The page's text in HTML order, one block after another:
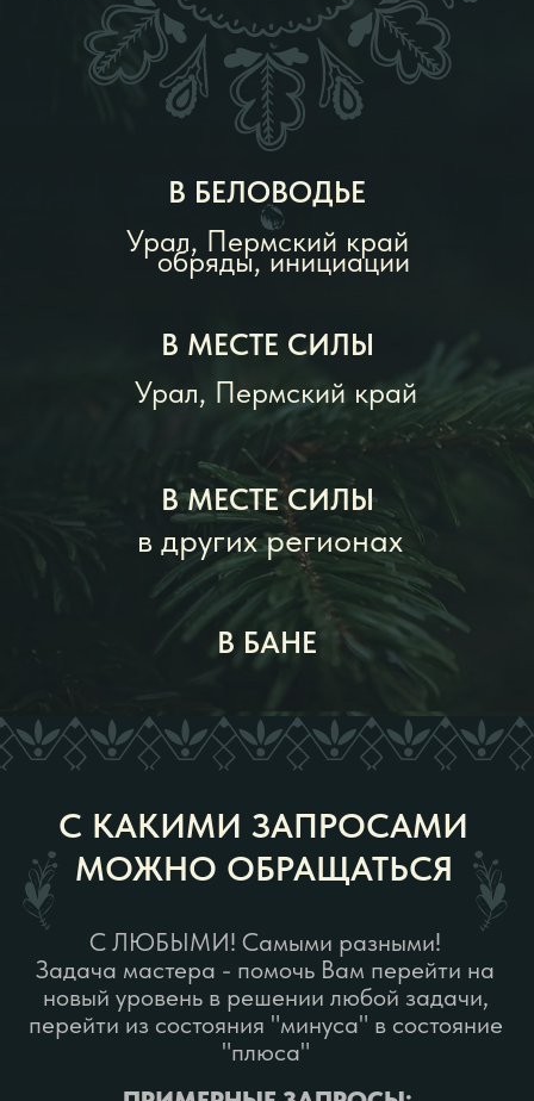
В БАНЕ
МОЖНО ОБРАЩАТЬСЯ
С ЛЮБЫМИ! Самыми разными!
Задача мастера - помочь Вам перейти на
"плюса"
• Инициация в силу, раскрытие тонких
• Обряды перехода из различных состояний
застоя, "болота";
• Инициации - Возрастные переходы
• Закрытие родов
• Избавление от одиночества
• Баня после разводов, расставаний
• Баня невесты
• Ладки на зачатие
• Ладки младенцев, вывести щетинку
• Найти предназначение
• Выйти на свой путь
• Пробить финансовый потолок, выйти на
• Кризисы любого рода, переход в новое
состояние, стабильность
• Род, негативные и позитивные программы -
трансформация, избавление
• Баня молодожёнов
• Баня - очищение
• Баня - перезагрузка
• Банные обряды на отпускание привязок •
Банные обряды на встречу с любимым(-ой) и
пр!
• Мужские бани и Переходы (становление
мужчины при отправлении в армию, на СВО;
возвращение домой со службы и пр.)